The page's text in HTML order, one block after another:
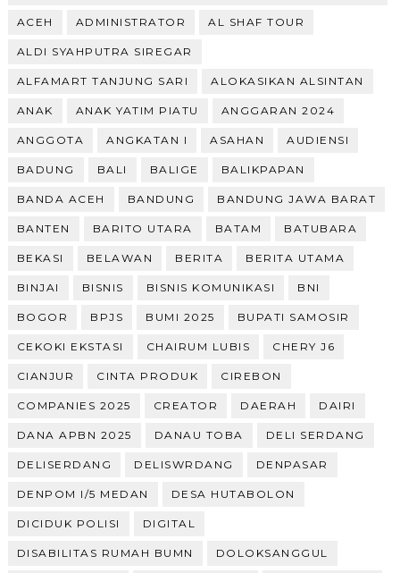
ACEH ADMINISTRATOR AL SHAF TOUR
ALDI SYAHPUTRA SIREGAR
ALFAMART TANJUNG SARI ALOKASIKAN ALSINTAN
ANAK ANAK YATIM PIATU ANGGARAN 2024
ANGGOTA ANGKATAN I ASAHAN AUDIENSI
BADUNG BALI BALIGE BALIKPAPAN
BANDA ACEH BANDUNG BANDUNG JAWA BARAT
BANTEN BARITO UTARA BATAM BATUBARA
BEKASI BELAWAN BERITA BERITA UTAMA
BINJAI BISNIS BISNIS KOMUNIKASI BNI
BOGOR BPJS BUMI 2025 BUPATI SAMOSIR
CEKOKI EKSTASI CHAIRUM LUBIS CHERY J6
CIANJUR CINTA PRODUK CIREBON
COMPANIES 2025 CREATOR DAERAH DAIRI
DANA APBN 2025 DANAU TOBA DELI SERDANG
DELISERDANG DELISWRDANG DENPASAR
DENPOM I/5 MEDAN DESA HUTABOLON
DICIDUK POLISI DIGITAL
DISABILITAS RUMAH BUMN DOLOKSANGGUL